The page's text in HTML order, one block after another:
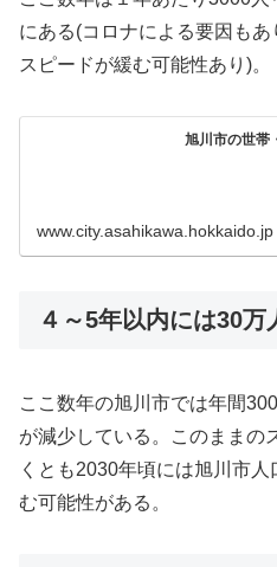
にある(コロナによる要因も
スピードが緩む可能性あり)。
旭川市の世帯
www.city.asahikawa.hokkaido.jp
４～5年以内には30万
ここ数年の旭川市では年間
が減少している。このままの
くとも2030年頃には旭川市
む可能性がある。